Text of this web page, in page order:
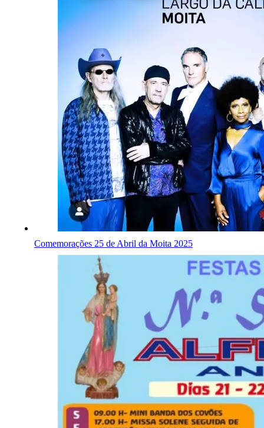
Comemorações 25 de Abril da Moita 2025